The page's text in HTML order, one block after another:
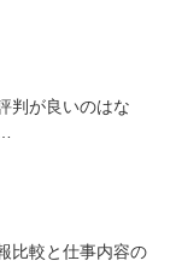
判が良いのはな
比較と仕事内容の